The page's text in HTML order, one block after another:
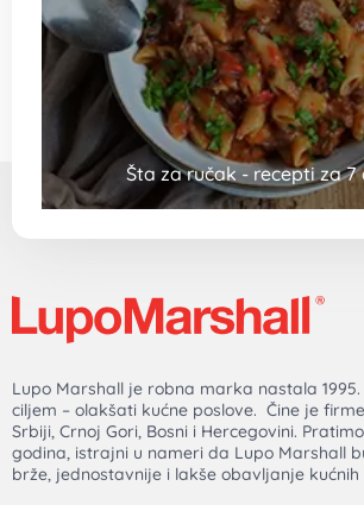
Šta za ručak - recepti za 7
Lupo Marshall je robna marka nastala
ciljem – olakšati kućne poslove. Čine je
Srbiji, Crnoj Gori, Bosni i Hercegovini.
godina, istrajni u nameri da Lupo Marshall
brže, jednostavnije i lakše obavljanje kućnih